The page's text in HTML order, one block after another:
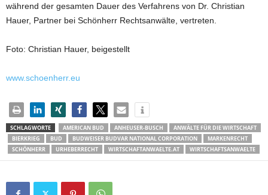
während der gesamten Dauer des Verfahrens von Dr. Christian
Hauer, Partner bei Schönherr Rechtsanwälte, vertreten.
Foto: Christian Hauer, beigestellt
www.schoenherr.eu
SCHLAGWORTE AMERICAN BUD ANHEUSER-BUSCH
ANWÄLTE FÜR DIE WIRTSCHAFT
BIERKRIEG
BUD BUDWEISER BUDVAR NATIONAL CORPORATION
MARKENRECHT
SCHÖNHERR
URHEBERRECHT WIRTSCHAFTANWAELTE.AT WIRTSCHAFTSANWAELTE